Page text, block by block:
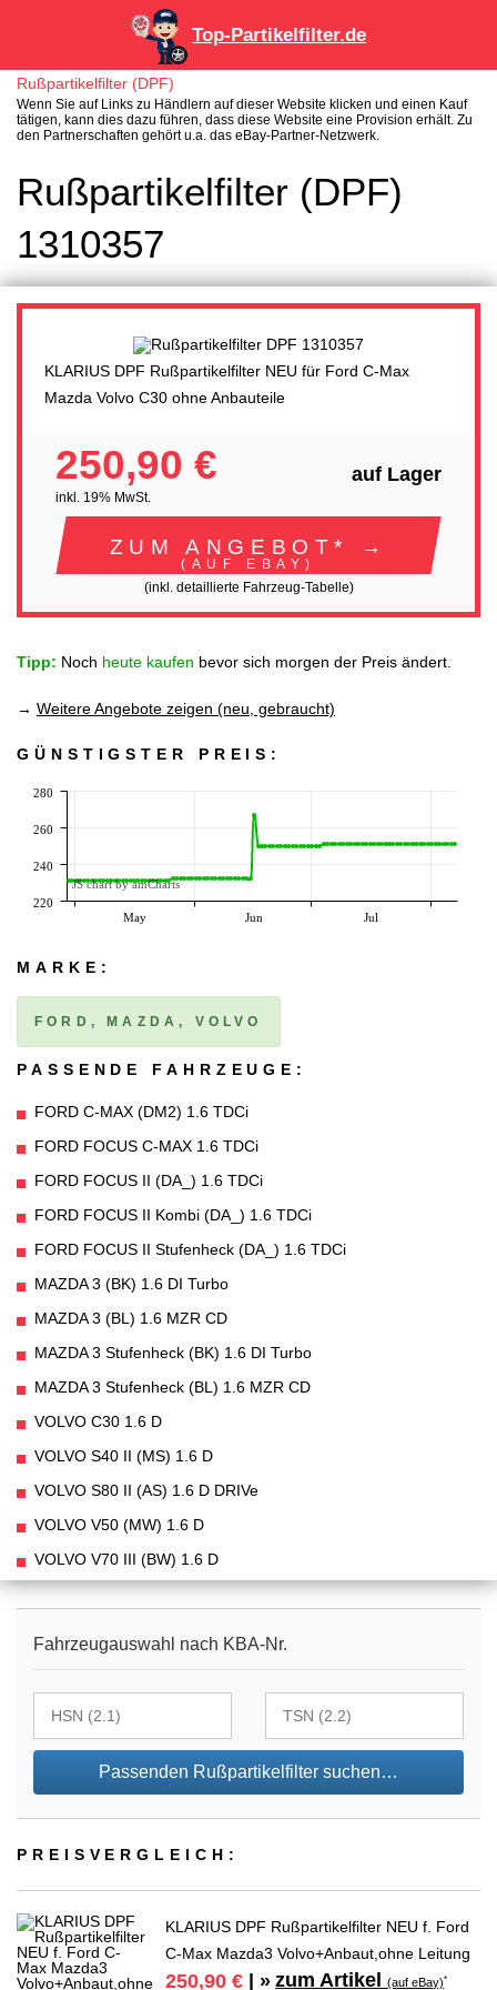
Top-Partikelfilter.de
Rußpartikelfilter (DPF)
Wenn Sie auf Links zu Händlern auf dieser Website klicken und einen Kauf
tätigen, kann dies dazu führen, dass diese Website eine Provision erhält. Zu
den Partnerschaften gehört u.a. das eBay-Partner-Netzwerk.
Rußpartikelfilter (DPF)
1310357
KLARIUS DPF Rußpartikelfilter NEU für Ford C-Max
Mazda Volvo C30 ohne Anbauteile
250,90 €
inkl. 19% MwSt.
auf Lager
ZUM ANGEBOT* →
(AUF EBAY)
(inkl. detaillierte Fahrzeug-Tabelle)
Tipp: Noch heute kaufen bevor sich morgen der Preis ändert.
→ Weitere Angebote zeigen (neu, gebraucht)
GÜNSTIGSTER PREIS:
May Jun Jul
220
240
260
280
JS chart by amCharts
MARKE:
FORD, MAZDA, VOLVO
PASSENDE FAHRZEUGE:
FORD C-MAX (DM2) 1.6 TDCi
FORD FOCUS C-MAX 1.6 TDCi
FORD FOCUS II (DA_) 1.6 TDCi
FORD FOCUS II Kombi (DA_) 1.6 TDCi
FORD FOCUS II Stufenheck (DA_) 1.6 TDCi
MAZDA 3 (BK) 1.6 DI Turbo
MAZDA 3 (BL) 1.6 MZR CD
MAZDA 3 Stufenheck (BK) 1.6 DI Turbo
MAZDA 3 Stufenheck (BL) 1.6 MZR CD
VOLVO C30 1.6 D
VOLVO S40 II (MS) 1.6 D
VOLVO S80 II (AS) 1.6 D DRIVe
VOLVO V50 (MW) 1.6 D
VOLVO V70 III (BW) 1.6 D
Fahrzeugauswahl nach KBA-Nr.
Passenden Rußpartikelfilter suchen…
PREIS­VER­GLEICH:
KLARIUS DPF Rußpartikelfilter NEU f. Ford
C-Max Mazda3 Volvo+Anbaut,ohne Leitung
250,90 € | » zum Artikel(auf eBay)*